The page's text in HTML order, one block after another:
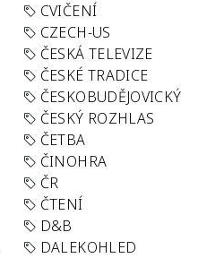
CVIČENÍ
CZECH-US
ČESKÁ TELEVIZE
ČESKÉ TRADICE
ČESKOBUDĚJOVICKÝ
ČESKÝ ROZHLAS
ČETBA
ČINOHRA
ČR
ČTENÍ
D&B
DALEKOHLED